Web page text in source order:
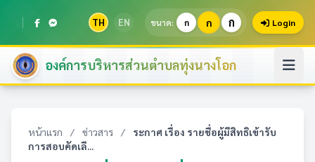
TH EN ขนาด: ก ก ก Login
องค์การบริหารส่วนตำบลทุ่งนางโอก
หน้าแรก / ข่าวสาร /
ระกาศ ​เรื่อง รายชื่อผู้มีสิทธิเข้ารับ
การสอบคัดเลื...